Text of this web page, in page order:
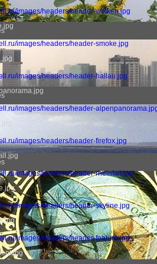
images/headers/header-wolken.jpg
images/headers/header-smoke.jpg
images/headers/header-hallau.jpg
images/headers/header-
images/headers/header-firefox.jpg
images/headers/header-rheinfall.jpg
images/headers/header-skyline.jpg
images/headers/header-feature.jpg